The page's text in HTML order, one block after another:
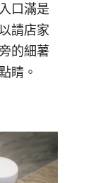
口滿是
請店家
的細薯
睛。